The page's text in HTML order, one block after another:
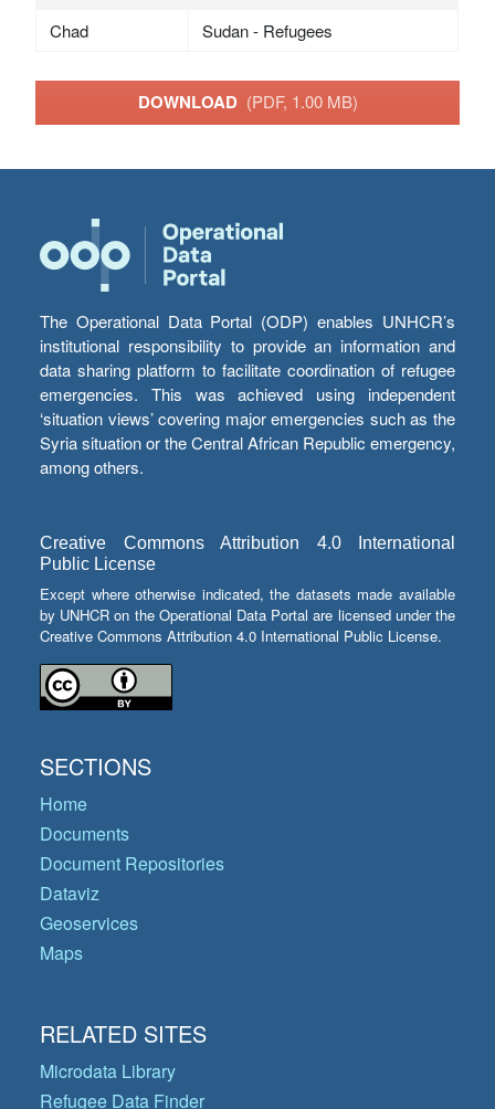
Chad Sudan - Refugees
DOWNLOAD (PDF, 1.00 MB)
The Operational Data Portal (ODP) enables UNHCR’s
institutional responsibility to provide an information and
data sharing platform to facilitate coordination of refugee
emergencies. This was achieved using independent
‘situation views’ covering major emergencies such as the
Syria situation or the Central African Republic emergency,
among others.
Creative Commons Attribution 4.0 International
Public License
Except where otherwise indicated, the datasets made available
by UNHCR on the Operational Data Portal are licensed under the
Creative Commons Attribution 4.0 International Public License.
SECTIONS
Home
Documents
Document Repositories
Dataviz
Geoservices
Maps
RELATED SITES
Microdata Library
Refugee Data Finder